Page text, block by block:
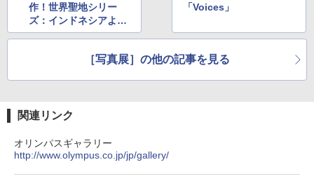
作！世界聖地シリー
ズ：インドネシアよ
り」
「Voices」
［写真展］の他の記事を見る
関連リンク
オリンパスギャラリー
http://www.olympus.co.jp/jp/gallery/